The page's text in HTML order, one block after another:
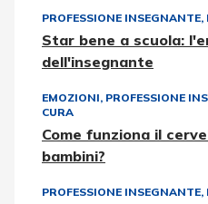
PROFESSIONE INSEGNANTE,
Star bene a scuola:
dell'insegnante
EMOZIONI, PROFESSIONE
CURA
Come funziona il
bambini?
PROFESSIONE INSEGNANTE,